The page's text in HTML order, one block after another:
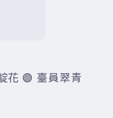
花 🟢 臺員翠青